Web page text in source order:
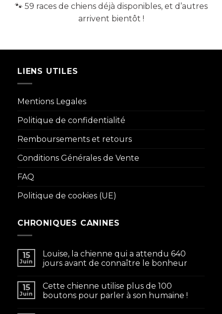
🐾 59 races de chiens déjà disponibles, et d’autres
arrivent bientôt !
LIENS UTILES
Mentions Legales
Politique de confidentialité
Remboursements et retours
Conditions Générales de Vente
FAQ
Politique de cookies (UE)
CHRONIQUES CANINES
15
Juin
Louise, la chienne qui a attendu 640
jours avant de connaître le bonheur
15
Juin
Cette chienne utilise plus de 100
boutons pour parler à son humaine !